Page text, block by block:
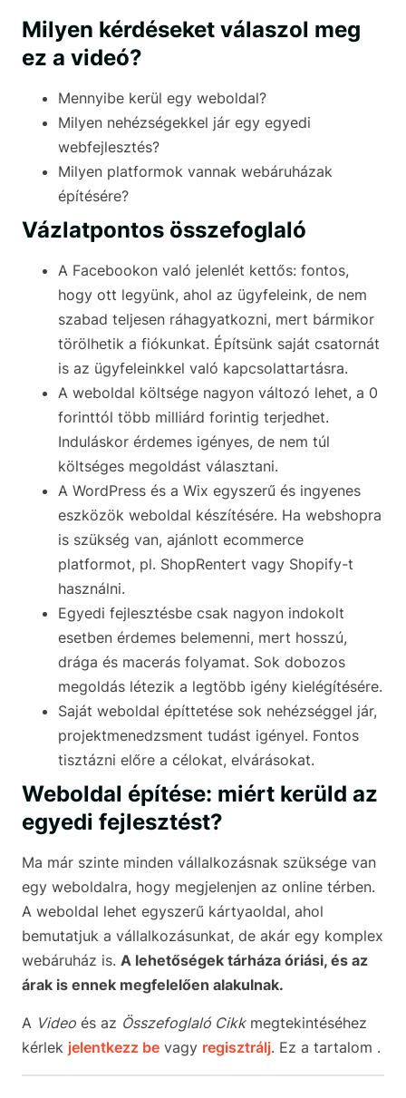
Milyen kérdéseket válaszol meg
ez a videó?
Mennyibe kerül egy weboldal?
Milyen nehézségekkel jár egy egyedi
webfejlesztés?
Milyen platformok vannak webáruházak
építésére?
Vázlatpontos összefoglaló
A Facebookon való jelenlét kettős: fontos,
hogy ott legyünk, ahol az ügyfeleink, de nem
szabad teljesen ráhagyatkozni, mert bármikor
törölhetik a fiókunkat. Építsünk saját csatornát
is az ügyfeleinkkel való kapcsolattartásra.
A weboldal költsége nagyon változó lehet, a 0
forinttól több milliárd forintig terjedhet.
Induláskor érdemes igényes, de nem túl
költséges megoldást választani.
A WordPress és a Wix egyszerű és ingyenes
eszközök weboldal készítésére. Ha webshopra
is szükség van, ajánlott ecommerce
platformot, pl. ShopRentert vagy Shopify-t
használni.
Egyedi fejlesztésbe csak nagyon indokolt
esetben érdemes belemenni, mert hosszú,
drága és macerás folyamat. Sok dobozos
megoldás létezik a legtöbb igény kielégítésére.
Saját weboldal építtetése sok nehézséggel jár,
projektmenedzsment tudást igényel. Fontos
tisztázni előre a célokat, elvárásokat.
Weboldal építése: miért kerüld az
egyedi fejlesztést?
Ma már szinte minden vállalkozásnak szüksége van
egy weboldalra, hogy megjelenjen az online térben.
A weboldal lehet egyszerű kártyaoldal, ahol
bemutatjuk a vállalkozásunkat, de akár egy komplex
webáruház is. A lehetőségek tárháza óriási, és az
árak is ennek megfelelően alakulnak.
A Video és az Összefoglaló Cikkmegtekintéséhez
kérlek jelentkezz be vagy regisztrálj. Ez a tartalom .